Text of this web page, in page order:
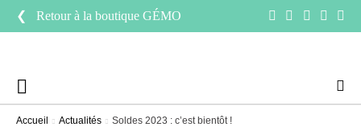
❮ Retour à la boutique GÉMO
Accueil Actualités Soldes 2023 : c’est bientôt !